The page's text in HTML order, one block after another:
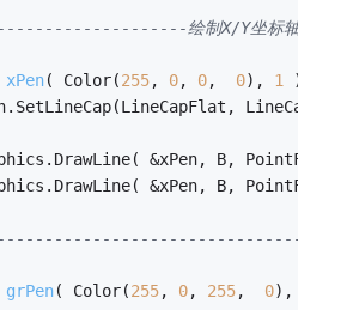
绘制X/Y坐标轴--------
xPen( Color(255, 0, 0, 0) , 1 )
&xPen, B, PointF(
&xPen, B, PointF(
grPen( Color(255, 0, 255, 0) ,